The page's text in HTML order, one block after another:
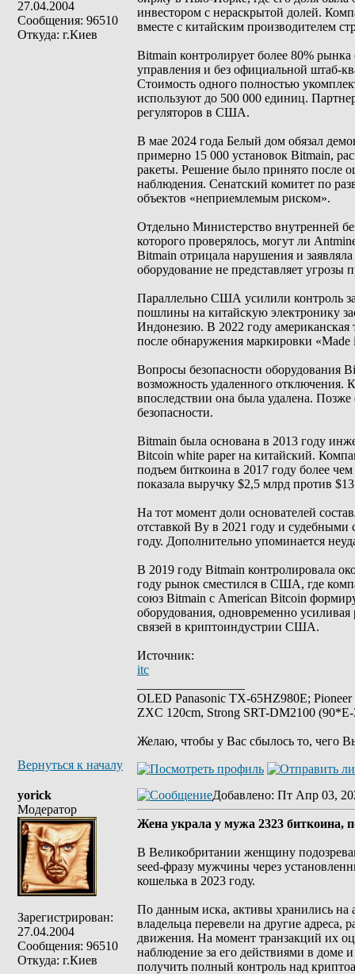
27.04.2004
Сообщения: 96510
Откуда: г.Киев
инвестором с нераскрытой долей.
вместе с китайским производителем
Bitmain контролирует более 80%
управления и без официальной штаб-
Стоимость одного полностью
используют до 500 000 единиц.
регуляторов в США.
В мае 2024 года Белый дом обязал
примерно 15 000 установок Bitmain,
ракеты. Решение было принято после
наблюдения. Сенатский комитет по
объектов «неприемлемым риском».
Отдельно Министерство внутренней
которого проверялось, могут ли
Bitmain отрицала нарушения и
оборудование не представляет
Параллельно США усилили контроль
пошлины на китайскую электронику
Индонезию. В 2022 году американская
после обнаружения маркировки «Made
Вопросы безопасности оборудования
возможность удаленного отключения.
впоследствии она была удалена.
безопасности.
Bitmain была основана в 2013 году
Bitcoin white paper на китайский.
подъем биткоина в 2017 году более
показала выручку $2,5 млрд против
На тот момент доли основателей
отставкой Ву в 2021 году и
году. Дополнительно упоминается
В 2019 году Bitmain контролировала
году рынок сместился в США, где
союз Bitmain с American Bitcoin
оборудования, одновременно
связей в криптоиндустрии США.
Источник:
itc
OLED Panasonic TX-65HZ980E;
ZXC 120cm, Strong SRT-DM2100
Желаю, чтобы у Вас сбылось то, чего
Вернуться к началу
yorick
Модератор
Зарегистрирован:
27.04.2004
Сообщения: 96510
Откуда: г.Киев
Добавлено: Пт Апр 03,
Жена украла у мужа 2323 биткоина,
В Великобритании женщину
seed-фразу мужчины через
кошелька в 2023 году.
По данным иска, активы хранились на
владельца перевели на другие адреса,
движения. На момент транзакций их
наблюдение за его действиями в доме
получить полный контроль над